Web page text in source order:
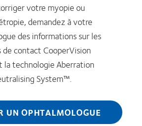
votre myopie ou
demandez à votre
des informations sur les
contact CooperVision
la technologie Aberration
System™.
UN OPHTALMOLOGUE